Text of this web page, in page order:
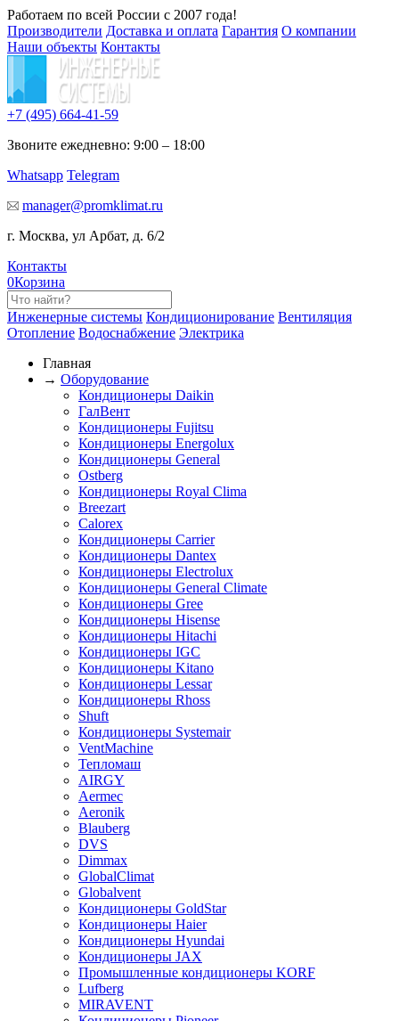
Работаем по всей России с 2007 года!
Производители Доставка и оплата Гарантия О компании
Наши объекты Контакты
+7 (495) 664-41-59
Звоните ежедневно: 9:00 – 18:00
Whatsapp Telegram
manager@promklimat.ru
г. Москва, ул Арбат, д. 6/2
Контакты
0Корзина
Инженерные системы Кондиционирование Вентиляция
Отопление Водоснабжение Электрика
Главная
→ Оборудование
Кондиционеры Daikin
ГалВент
Кондиционеры Fujitsu
Кондиционеры Energolux
Кондиционеры General
Ostberg
Кондиционеры Royal Clima
Breezart
Calorex
Кондиционеры Carrier
Кондиционеры Dantex
Кондиционеры Electrolux
Кондиционеры General Climate
Кондиционеры Gree
Кондиционеры Hisense
Кондиционеры Hitachi
Кондиционеры IGC
Кондиционеры Kitano
Кондиционеры Lessar
Кондиционеры Rhoss
Shuft
Кондиционеры Systemair
VentMachine
Тепломаш
AIRGY
Aermec
Aeronik
Blauberg
DVS
Dimmax
GlobalClimat
Globalvent
Кондиционеры GoldStar
Кондиционеры Haier
Кондиционеры Hyundai
Кондиционеры JAX
Промышленные кондиционеры KORF
Lufberg
MIRAVENT